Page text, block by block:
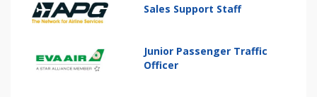
Sales Support Staff
Junior Passenger Traffic
Officer